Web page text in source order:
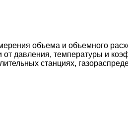
объема и объемного
от давления, температуры и
станциях,